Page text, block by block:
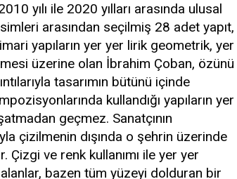
yılı ile 2020 yılları arasında ulusal
arasından seçilmiş 28 adet yapıt,
yapıların yer yer lirik geometrik, yer
üzerine olan İbrahim Çoban, özünü
tasarımın bütünü içinde
kullandığı yapıların yer
geçmez. Sanatçının
çizilmenin dışında o şehrin üzerinde
Çizgi ve renk kullanımı ile yer yer
alanlar, bazen tüm yüzeyi dolduran bir